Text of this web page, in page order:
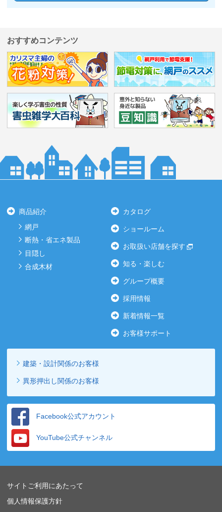
おすすめコンテンツ
商品紹介
網戸
断熱・省エネ製品
目隠し
合成木材
カタログ
ショールーム
お取扱い店舗を探す
知る・楽しむ
グループ概要
採用情報
新着情報一覧
お客様サポート
建築・設計関係のお客様
異形押出し関係のお客様
Facebook公式アカウント
YouTube公式チャンネル
サイトご利用にあたって
個人情報保護方針